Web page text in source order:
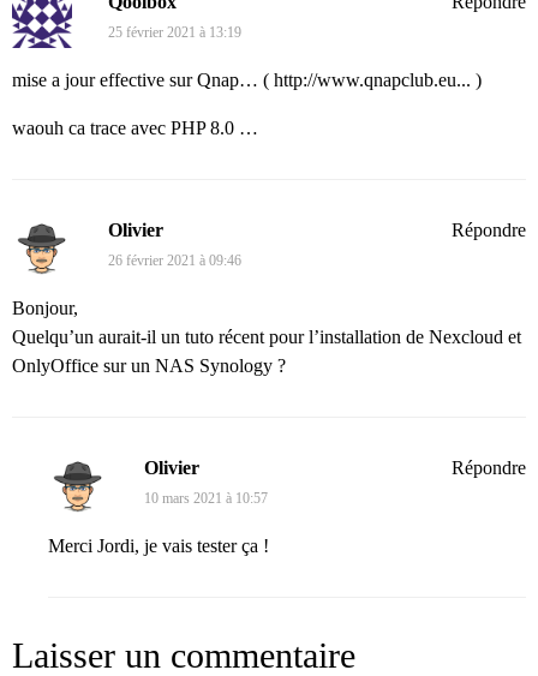
25 février 2021 à 13:19
mise a jour effective sur Qnap… ( http://www.qnapclub.eu... )
waouh ca trace avec PHP 8.0 …
Olivier
26 février 2021 à 09:46
Bonjour,
Quelqu’un aurait-il un tuto récent pour l’installation de Nexcloud et
OnlyOffice sur un NAS Synology ?
Répondre
Olivier
10 mars 2021 à 10:57
Merci Jordi, je vais tester ça !
Répondre
Laisser un commentaire